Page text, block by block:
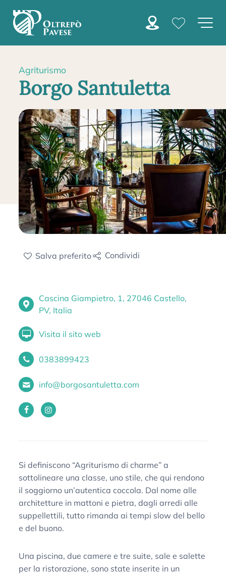
Agriturismo
Borgo Santuletta
HOME AGRITURISMI BORGO SANTULETTA
Salva preferito Condividi
Cascina Giampietro, 1, 27046 Castello,
PV, Italia
Visita il sito web
0383899423
info@borgosantuletta.com
Si definiscono “Agriturismo di charme” a
sottolineare una classe, uno stile, che qui rendono
il soggiorno un’autentica coccola. Dal nome alle
architetture in mattoni e pietra, dagli arredi alle
suppellettili, tutto rimanda ai tempi slow del bello
e del buono.
Una piscina, due camere e tre suite, sale e salette
per la ristorazione, sono state inserite in un